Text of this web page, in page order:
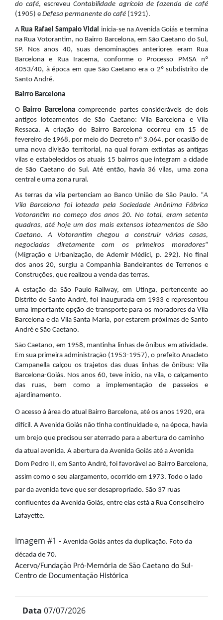
do café, escreveuContabilidade agrícola de fazenda de café
(1905) e Defesa permanente do café (1921).
A Rua Rafael Sampaio Vidal inicia-se na Avenida Goiás e termina
na Rua Votorantim, no Bairro Barcelona, em São Caetano do Sul,
SP. Nos anos 40, suas denominações anteriores eram Rua
Barcelona e Rua Iracema, conforme o Processo PMSA nº
4053/40, à época em que São Caetano era o 2º subdistrito de
Santo André.
Bairro Barcelona
OBairro Barcelonacompreende partes consideráveis de dois
antigos loteamentos de São Caetano: Vila Barcelona e Vila
Ressaca. A criação do Bairro Barcelona ocorreu em 15 de
fevereiro de 1968, por meio do Decreto nº 3.064, por ocasião de
uma nova divisão territorial, na qual foram extintas as antigas
vilas e estabelecidos os atuais 15 bairros que integram a cidade
de São Caetano do Sul. Até então, havia 36 vilas, uma zona
central e uma zona rural.
As terras da vila pertenciam ao Banco União de São Paulo. “A
Vila Barcelona foi loteada pela Sociedade Anônima Fábrica
Votorantim no começo dos anos 20. No total, eram setenta
quadras, até hoje um dos mais extensos loteamentos de São
Caetano. A Votorantim chegou a construir várias casas,
negociadas diretamente com os primeiros moradores”
(Migração e Urbanização, de Ademir Médici, p. 292). No final
dos anos 20, surgiu a Companhia Bandeirantes de Terrenos e
Construções, que realizou a venda das terras.
A estação da São Paulo Railway, em Utinga, pertencente ao
Distrito de Santo André, foi inaugurada em 1933 e representou
uma importante opção de transporte para os moradores da Vila
Barcelona e da Vila Santa Maria, por estarem próximas de Santo
André e São Caetano.
São Caetano, em 1958, mantinha linhas de ônibus em atividade.
Em sua primeira administração (1953-1957), o prefeito Anacleto
Campanella calçou os trajetos das duas linhas de ônibus: Vila
Barcelona-Goiás. Nos anos 60, teve início, na vila, o calçamento
das ruas, bem como a implementação de passeios e
ajardinamento.
O acesso à área do atual Bairro Barcelona, até os anos 1920, era
difícil. A Avenida Goiás não tinha continuidade e, na época, havia
um brejo que precisou ser aterrado para a abertura do caminho
da atual avenida. A abertura da Avenida Goiás até a Avenida
Dom Pedro II, em Santo André, foi favorável ao Bairro Barcelona,
assim como o seu alargamento, ocorrido em 1973. Todo o lado
par da avenida teve que ser desapropriado. São 37 ruas
confluentes da Avenida Goiás, entre elas está a Rua Conselheiro
Lafayette.
Imagem #1 - Avenida Goiás antes da duplicação. Foto da
década de 70.
Acervo/Fundação Pró-Memória de São Caetano do Sul-
Centro de Documentação Histórica
Data 07/07/2026